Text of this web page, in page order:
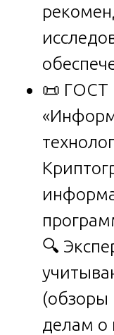
📜 ГОСТ
🔍
(обзоры
делам о